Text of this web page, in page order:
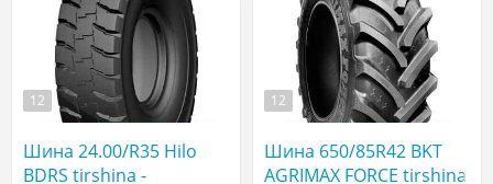
12
Шина 24.00/R35 Hilo
BDRS tirshina -
12
Шина 650/85R42 BKT
AGRIMAX FORCE tirshina -